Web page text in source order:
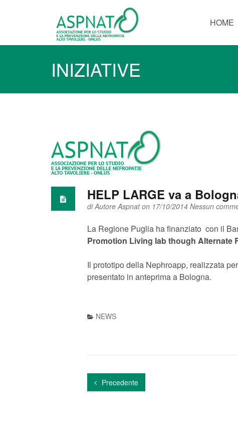
HOME
INIZIATIVE
HELP LARGE va a
diAutore Aspnaton 17/10/2014 Nessun
La Regione Puglia ha finanziato con il
Promotion Living lab though Alternate
Il prototipo della Nephroapp, realizzata
presentato in anteprima a Bologna.
NEWS
Precedente